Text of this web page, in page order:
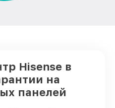
Hisense в
на
панелей